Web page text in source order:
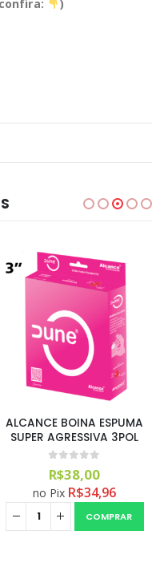
confira:
)
ALCANCE BOINA ESPUMA
SUPER AGRESSIVA 3POL
R$38,00
no Pix R$34,96
COMPRAR